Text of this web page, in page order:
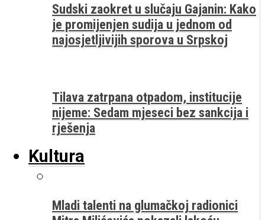
Sudski zaokret u slučaju Gajanin: Kako
je promijenjen sudija u jednom od
najosjetljivijih sporova u Srpskoj
Tilava zatrpana otpadom, institucije
nijeme: Sedam mjeseci bez sankcija i
rješenja
Kultura
Mladi talenti na glumačkoj radionici